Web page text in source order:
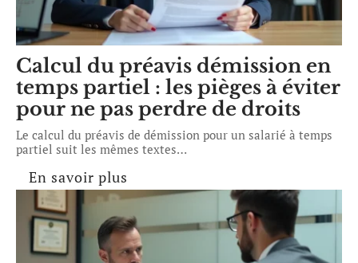
Calcul du préavis démission en
temps partiel : les pièges à éviter
pour ne pas perdre de droits
Le calcul du préavis de démission pour un salarié à temps
partiel suit les mêmes textes…
En savoir plus